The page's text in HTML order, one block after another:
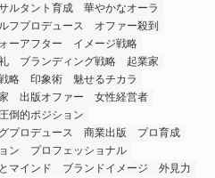
ルタント育成
華やかなオーラ
フプロデュース
オファー殺到
ーアフター
イメージ戦略
ブランディング戦略
起業家
略 印象術
魅せるチカラ
出版オファー
女性経営者
倒的ポジション
プロデュース
商業出版
プロ育成
ン
プロフェッショナル
マインド ブランドイメージ
外見力